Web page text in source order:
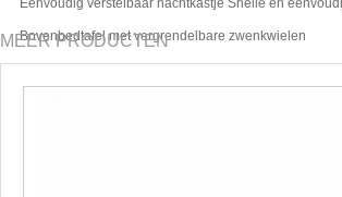
Eenvoudig verstelbaar nachtkastje Snelle en
Bovenbedtafel met vergrendelbare zwenkwielen
MEER PRODUCTEN